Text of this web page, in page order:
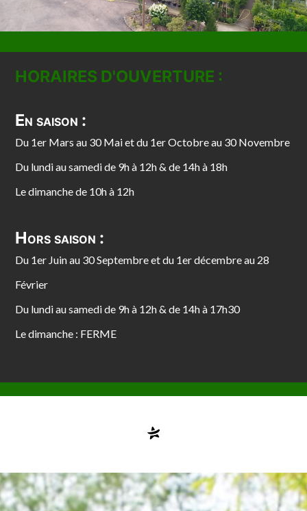
HORAIRES D'OUVERTURE :
En saison :
Du 1er Mars au 30 Mai et du 1er Octobre au 30 Novembre
Du lundi au samedi de 9h à 12h & de 14h à 18h
Le dimanche de 10h à 12h
Hors saison :
Du 1er Juin au 30 Septembre et du 1er décembre au 28
Février
Du lundi au samedi de 9h à 12h & de 14h à 17h30
Le dimanche : FERME